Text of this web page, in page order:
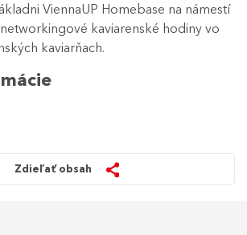
ViennaUP Homebase na námestí
kaviarenské hodiny vo
kaviarňach.
Zdieľať obsah